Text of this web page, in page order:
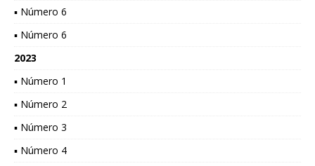
▪ Número 6
▪ Número 6
2023
▪ Número 1
▪ Número 2
▪ Número 3
▪ Número 4